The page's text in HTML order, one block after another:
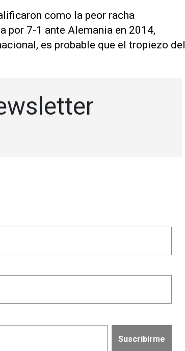
como la peor racha
7-1 ante Alemania en 2014,
es probable que el tropiezo del